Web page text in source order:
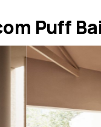
Puff